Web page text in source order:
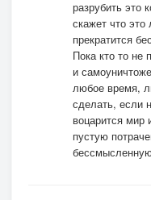
разрубить это
скажет что
прекратится
Пока кто то не
и
любое время,
сделать, если
воцарится мир
пустую